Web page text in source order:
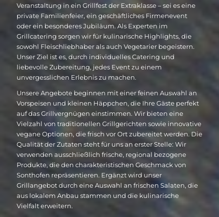
Veranstaltung in ein Grillfest der Extraklasse – sei es eine
private Familienfeier, ein geschäftliches Firmenevent
oder ein besonderes Jubiläum. Als Experten im
Grillcatering sorgen wir für kulinarische Highlights, die
sowohl Fleischliebhaber als auch Vegetarier begeistern.
Unser Ziel ist es, durch individuelles Catering und
liebevolle Zubereitung, jedes Event zu einem
unvergesslichen Erlebnis zu machen.
Unsere Angebote beginnen mit einer feinen Auswahl an
Vorspeisen und kleinen Häppchen, die Ihre Gäste perfekt
auf das Grillvergnügen einstimmen. Wir bieten eine
Vielzahl von traditionellen Grillgerichten sowie innovative
vegane Optionen, die frisch vor Ort zubereitet werden. Die
Qualität der Zutaten steht für uns an erster Stelle: Wir
verwenden ausschließlich frische, regional bezogene
Produkte, die den charakteristischen Geschmack von
Sonthofen repräsentieren. Ergänzt wird unser
Grillangebot durch eine Auswahl an frischen Salaten, die
aus lokalem Anbau stammen und die kulinarische
Vielfalt erweitern.